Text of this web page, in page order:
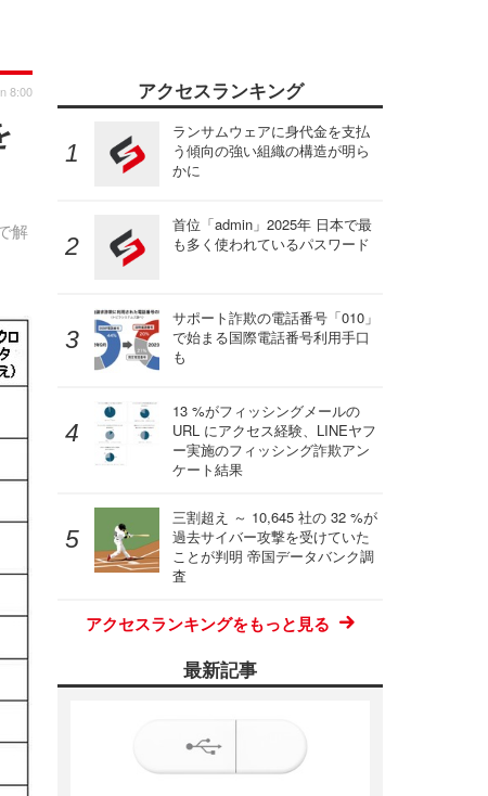
解
8:00 アクセスランキング
ランサムウェアに身代金を支払
う傾向の強い組織の構造が明ら
かに
首位「admin」2025年 日本で最
も多く使われているパスワード
サポート詐欺の電話番号「010」
で始まる国際電話番号利用手口
も
13 %がフィッシングメールの
URL にアクセス経験、LINEヤフ
ー実施のフィッシング詐欺アン
ケート結果
三割超え ～ 10,645 社の 32 %が
過去サイバー攻撃を受けていた
ことが判明 帝国データバンク調
査
アクセスランキングをもっと見る
最新記事